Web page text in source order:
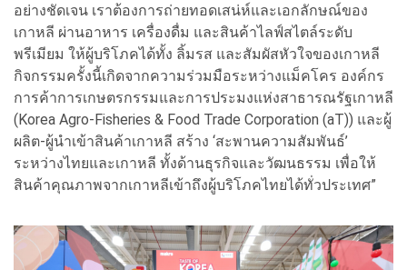
อย่างชัดเจน เราต้องการถ่ายทอดเสน่ห์และเอกลักษณ์ของ
เกาหลี ผ่านอาหาร เครื่องดื่ม และสินค้าไลฟ์สไตล์ระดับ
พรีเมียม ให้ผู้บริโภคได้ทั้ง ลิ้มรส และสัมผัสหัวใจของเกาหลี
กิจกรรมครั้งนี้เกิดจากความร่วมมือระหว่างแม็คโคร องค์กร
การค้าการเกษตรกรรมและการประมงแห่งสาธารณรัฐเกาหลี
(Korea Agro-Fisheries & Food Trade Corporation (aT)) และผู้
ผลิต-ผู้นำเข้าสินค้าเกาหลี สร้าง ‘สะพานความสัมพันธ์’
ระหว่างไทยและเกาหลี ทั้งด้านธุรกิจและวัฒนธรรม เพื่อให้
สินค้าคุณภาพจากเกาหลีเข้าถึงผู้บริโภคไทยได้ทั่วประเทศ”